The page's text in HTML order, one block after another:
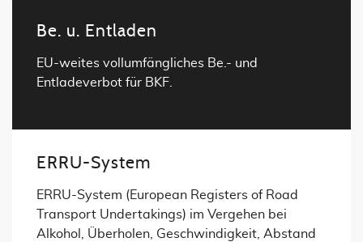
Be. u. Entladen
EU-weites vollumfängliches Be.- und
Entladeverbot für BKF.
ERRU-System
ERRU-System (European Registers of Road
Transport Undertakings) im Vergehen bei
Alkohol, Überholen, Geschwindigkeit, Abstand